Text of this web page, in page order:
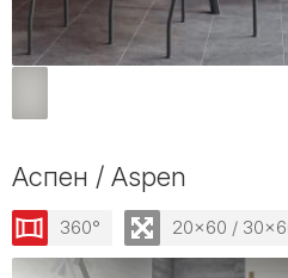
Аспен / Aspen
360° 20x60 /